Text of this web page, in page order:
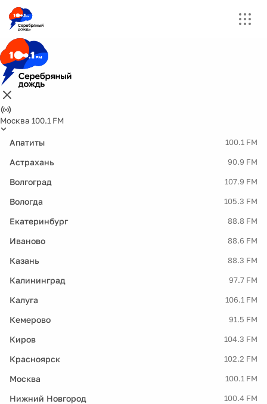
Москва 100.1 FM
Апатиты 100.1 FM
Астрахань 90.9 FM
Волгоград 107.9 FM
Вологда 105.3 FM
Екатеринбург 88.8 FM
Иваново 88.6 FM
Казань 88.3 FM
Калининград 97.7 FM
Калуга 106.1 FM
Кемерово 91.5 FM
Киров 104.3 FM
Красноярск 102.2 FM
Москва 100.1 FM
Нижний Новгород 100.4 FM